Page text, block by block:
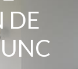
DE